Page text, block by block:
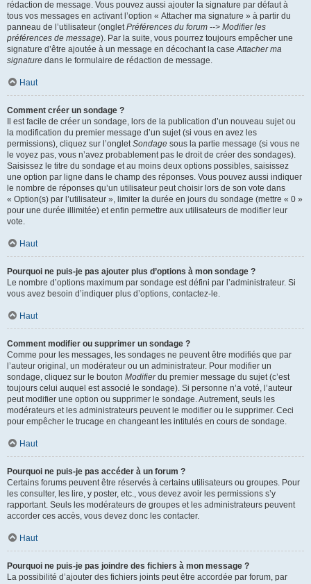
rédaction de message. Vous pouvez aussi ajouter la signature par défaut à
tous vos messages en activant l’option « Attacher ma signature » à partir du
panneau de l’utilisateur (ongletPréférences du forum --> Modifier les
préférences de message). Par la suite, vous pourrez toujours empêcher une
signature d’être ajoutée à un message en décochant la caseAttacher ma
signature dans le formulaire de rédaction de message.
Haut
Comment créer un sondage ?
Il est facile de créer un sondage, lors de la publication d’un nouveau sujet ou
la modification du premier message d’un sujet (si vous en avez les
permissions), cliquez sur l’ongletSondage sous la partie message (si vous ne
le voyez pas, vous n’avez probablement pas le droit de créer des sondages).
Saisissez le titre du sondage et au moins deux options possibles, saisissez
une option par ligne dans le champ des réponses. Vous pouvez aussi indiquer
le nombre de réponses qu’un utilisateur peut choisir lors de son vote dans
« Option(s) par l’utilisateur », limiter la durée en jours du sondage (mettre « 0 »
pour une durée illimitée) et enfin permettre aux utilisateurs de modifier leur
vote.
Haut
Pourquoi ne puis-je pas ajouter plus d’options à mon sondage ?
Le nombre d’options maximum par sondage est défini par l’administrateur. Si
vous avez besoin d’indiquer plus d’options, contactez-le.
Haut
Comment modifier ou supprimer un sondage ?
Comme pour les messages, les sondages ne peuvent être modifiés que par
l’auteur original, un modérateur ou un administrateur. Pour modifier un
sondage, cliquez sur le bouton Modifierdu premier message du sujet (c’est
toujours celui auquel est associé le sondage). Si personne n’a voté, l’auteur
peut modifier une option ou supprimer le sondage. Autrement, seuls les
modérateurs et les administrateurs peuvent le modifier ou le supprimer. Ceci
pour empêcher le trucage en changeant les intitulés en cours de sondage.
Haut
Pourquoi ne puis-je pas accéder à un forum ?
Certains forums peuvent être réservés à certains utilisateurs ou groupes. Pour
les consulter, les lire, y poster, etc., vous devez avoir les permissions s’y
rapportant. Seuls les modérateurs de groupes et les administrateurs peuvent
accorder ces accès, vous devez donc les contacter.
Haut
Pourquoi ne puis-je pas joindre des fichiers à mon message ?
La possibilité d’ajouter des fichiers joints peut être accordée par forum, par